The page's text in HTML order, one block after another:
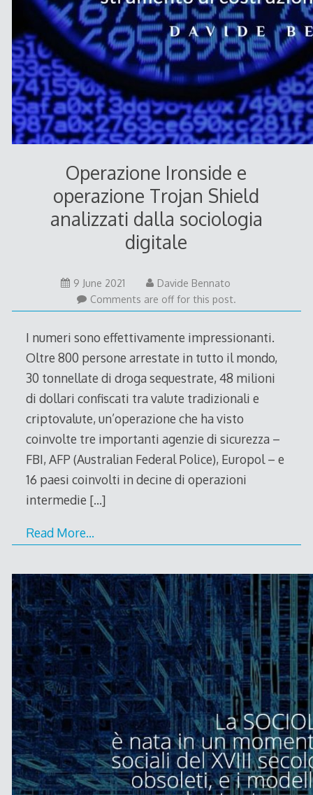
Operazione Ironside e
operazione Trojan Shield
analizzati dalla sociologia
digitale
9 June 2021
Davide Bennato
Comments are off for this post.
I numeri sono effettivamente impressionanti.
Oltre 800 persone arrestate in tutto il mondo,
30 tonnellate di droga sequestrate, 48 milioni
di dollari confiscati tra valute tradizionali e
criptovalute, un’operazione che ha visto
coinvolte tre importanti agenzie di sicurezza –
FBI, AFP (Australian Federal Police), Europol – e
16 paesi coinvolti in decine di operazioni
intermedie […]
Read More…